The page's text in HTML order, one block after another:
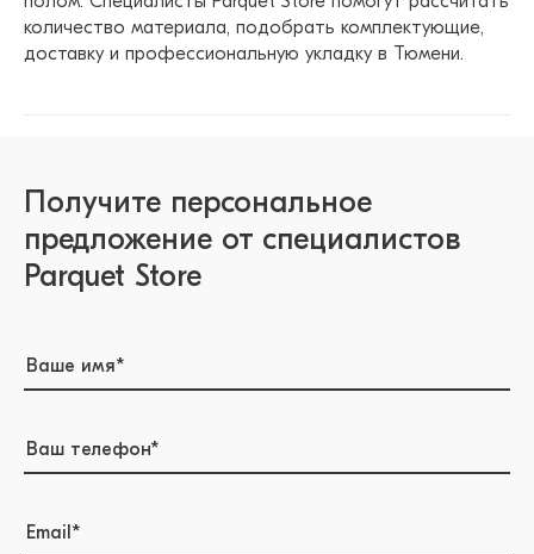
количество материала, подобрать комплектующие,
доставку и профессиональную укладку в Тюмени.
Получите персональное
предложение от специалистов
Parquet Store